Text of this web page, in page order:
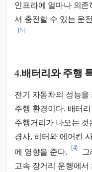
인프라에 얼마나 의존
서 충전할 수 있는 운
[5]
4.배터리와 주행
전기 자동차의 성능을
주행 환경이다. 배터
주행거리가 나오는 것
경사, 히터와 에어컨
에 영향을 준다.
[4]
고속 장거리 운행에